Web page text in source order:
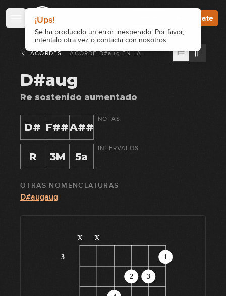
Regístrate
ACORDES ACORDE D#aug EN LA
D#aug
Re sostenido aumentado
D# F##A##
NOTAS
R 3M 5a
INTERVALOS
OTRAS NOMENCLATURAS
D#augaug
3
x x
2 3
1